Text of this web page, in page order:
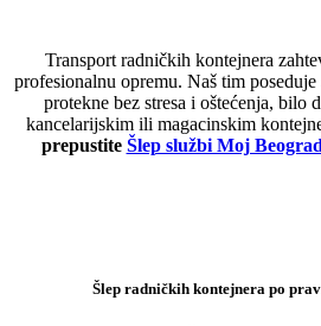
Transport radničkih kontejnera
profesionalnu opremu. Naš tim
protekne bez stresa i oštećenja, bilo
kancelarijskim ili magacinskim
prepustite Šlep službi Moj Beograd
Šlep radničkih kontejnera po